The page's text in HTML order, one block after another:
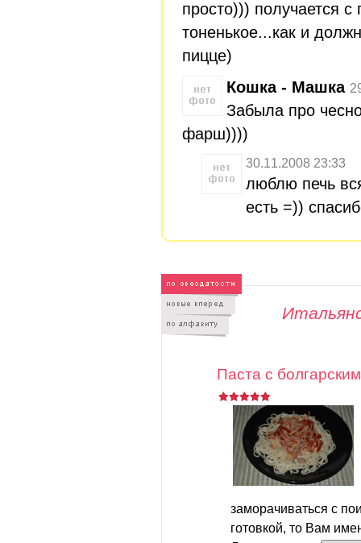
просто))) получается с
тоненькое...как и
пицце)
Кошка - Машка
Забыла про
фарш))))
30.11.2008 23:33
люблю печь
есть =))
Паста с
заморачиваться с
готовкой, то Вам